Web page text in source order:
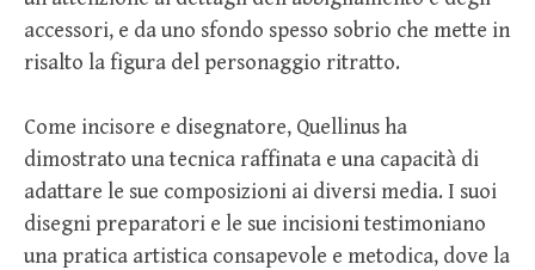
accessori, e da uno sfondo spesso sobrio che mette in
risalto la figura del personaggio ritratto.
Come incisore e disegnatore, Quellinus ha
dimostrato una tecnica raffinata e una capacità di
adattare le sue composizioni ai diversi media. I suoi
disegni preparatori e le sue incisioni testimoniano
una pratica artistica consapevole e metodica, dove la